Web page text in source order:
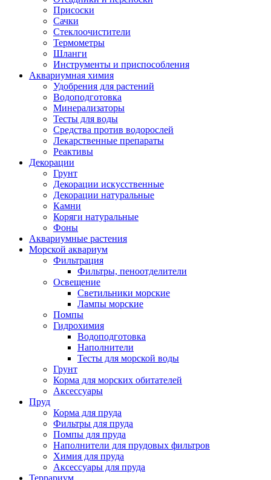
Присоски
Сачки
Стеклоочистители
Термометры
Шланги
Инструменты и приспособления
Аквариумная химия
Удобрения для растений
Водоподготовка
Минерализаторы
Тесты для воды
Средства против водорослей
Лекарственные препараты
Реактивы
Декорации
Грунт
Декорации искусственные
Декорации натуральные
Камни
Коряги натуральные
Фоны
Аквариумные растения
Морской аквариум
Фильтрация
Фильтры, пеноотделители
Освещение
Светильники морские
Лампы морские
Помпы
Гидрохимия
Водоподготовка
Наполнители
Тесты для морской воды
Грунт
Корма для морских обитателей
Аксессуары
Пруд
Корма для пруда
Фильтры для пруда
Помпы для пруда
Наполнители для прудовых фильтров
Химия для пруда
Аксессуары для пруда
Террариум